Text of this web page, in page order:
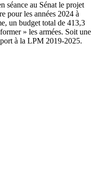
séance au Sénat le projet
pour les années 2024 à
un budget total de 413,3
» les armées. Soit une
à la LPM 2019-2025.